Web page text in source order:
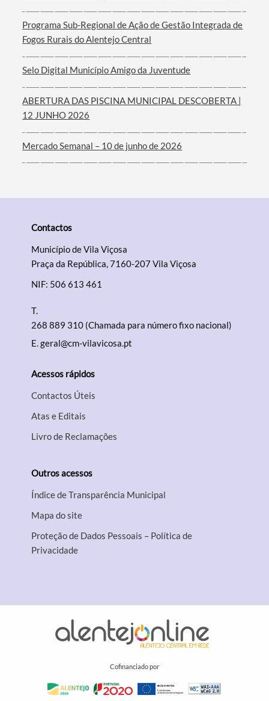
Categorias gerais
Filtros
Programa Sub-Regional de Ação de Gestão Integrada de
Fogos Rurais do Alentejo Central
Selo Digital Município Amigo da Juventude
ABERTURA DAS PISCINA MUNICIPAL DESCOBERTA |
12 JUNHO 2026
Mercado Semanal – 10 de junho de 2026
Contactos
Município de Vila Viçosa
Praça da República, 7160-207 Vila Viçosa
NIF: 506 613 461
T.
268 889 310 (Chamada para número fixo nacional)
E.geral@cm-vilavicosa.pt
Acessos rápidos
Contactos Úteis
Atas e Editais
Livro de Reclamações
Outros acessos
Índice de Transparência Municipal
Mapa do site
Proteção de Dados Pessoais – Política de
Privacidade
Cofinanciado por